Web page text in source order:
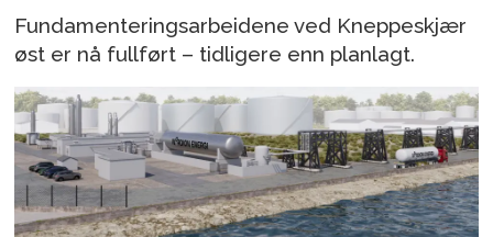
Fundamenteringsarbeidene ved Kneppeskjær
øst er nå fullført – tidligere enn planlagt.